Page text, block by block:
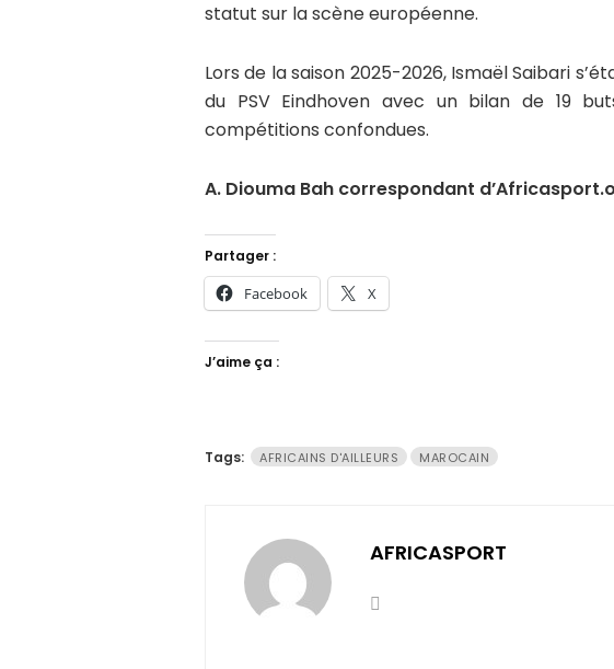
statut sur la scène européenne.
Lors de la saison 2025-2026, Ismaël Saibari
du PSV Eindhoven avec un bilan de 19
compétitions confondues.
A. Diouma Bah correspondant
Partager :
Facebook X
J’aime ça :
Tags: AFRICAINS D'AILLEURS MAROCAIN
AFRICASPORT